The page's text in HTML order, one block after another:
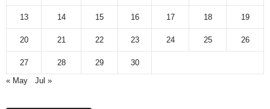
13 14 15 16 17 18 19
20 21 22 23 24 25 26
27 28 29
30
« May
Jul »